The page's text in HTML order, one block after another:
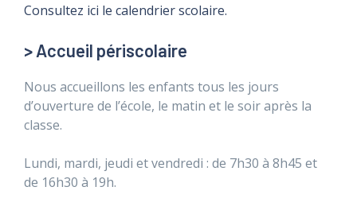
Consultez ici le calendrier scolaire.
> Accueil périscolaire
Nous accueillons les enfants tous les jours
d’ouverture de l’école, le matin et le soir après la
classe.
Lundi, mardi, jeudi et vendredi : de 7h30 à 8h45 et
de 16h30 à 19h.